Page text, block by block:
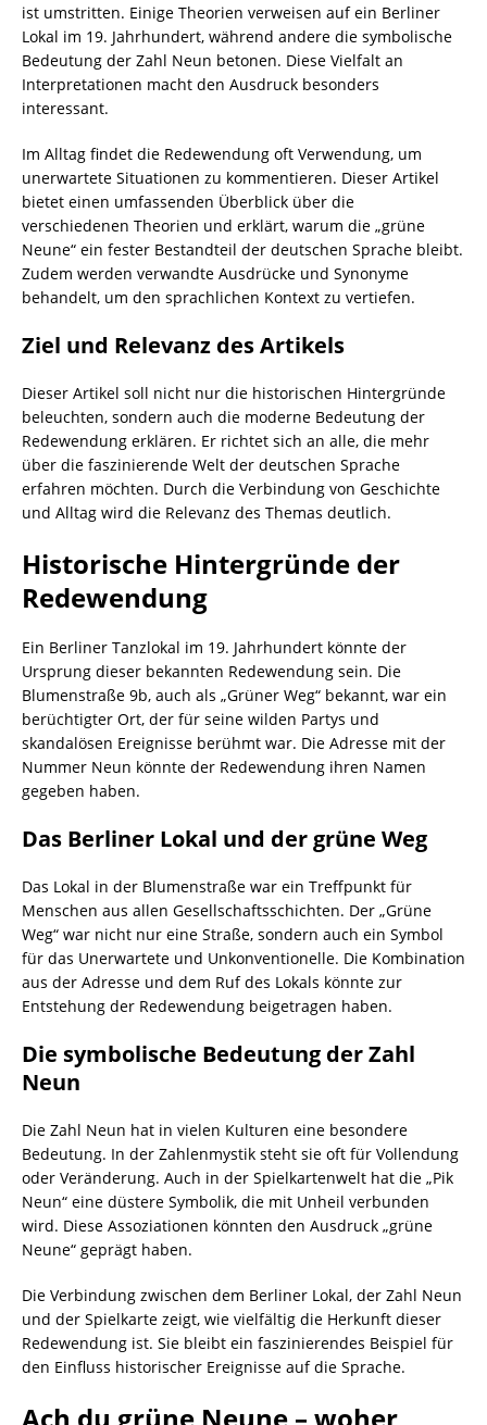
ist umstritten. Einige Theorien verweisen auf ein Berliner
Lokal im 19. Jahrhundert, während andere die symbolische
Bedeutung der Zahl Neun betonen. Diese Vielfalt an
Interpretationen macht den Ausdruck besonders
interessant.
Im Alltag findet die Redewendung oft Verwendung, um
unerwartete Situationen zu kommentieren. Dieser Artikel
bietet einen umfassenden Überblick über die
verschiedenen Theorien und erklärt, warum die „grüne
Neune“ ein fester Bestandteil der deutschen Sprache bleibt.
Zudem werden verwandte Ausdrücke und Synonyme
behandelt, um den sprachlichen Kontext zu vertiefen.
Ziel und Relevanz des Artikels
Dieser Artikel soll nicht nur die historischen Hintergründe
beleuchten, sondern auch die moderne Bedeutung der
Redewendung erklären. Er richtet sich an alle, die mehr
über die faszinierende Welt der deutschen Sprache
erfahren möchten. Durch die Verbindung von Geschichte
und Alltag wird die Relevanz des Themas deutlich.
Historische Hintergründe der
Redewendung
Ein Berliner Tanzlokal im 19. Jahrhundert könnte der
Ursprung dieser bekannten Redewendung sein. Die
Blumenstraße 9b, auch als „Grüner Weg“ bekannt, war ein
berüchtigter Ort, der für seine wilden Partys und
skandalösen Ereignisse berühmt war. Die Adresse mit der
Nummer Neun könnte der Redewendung ihren Namen
gegeben haben.
Das Berliner Lokal und der grüne Weg
Das Lokal in der Blumenstraße war ein Treffpunkt für
Menschen aus allen Gesellschaftsschichten. Der „Grüne
Weg“ war nicht nur eine Straße, sondern auch ein Symbol
für das Unerwartete und Unkonventionelle. Die Kombination
aus der Adresse und dem Ruf des Lokals könnte zur
Entstehung der Redewendung beigetragen haben.
Die symbolische Bedeutung der Zahl
Neun
Die Zahl Neun hat in vielen Kulturen eine besondere
Bedeutung. In der Zahlenmystik steht sie oft für Vollendung
oder Veränderung. Auch in der Spielkartenwelt hat die „Pik
Neun“ eine düstere Symbolik, die mit Unheil verbunden
wird. Diese Assoziationen könnten den Ausdruck „grüne
Neune“ geprägt haben.
Die Verbindung zwischen dem Berliner Lokal, der Zahl Neun
und der Spielkarte zeigt, wie vielfältig die Herkunft dieser
Redewendung ist. Sie bleibt ein faszinierendes Beispiel für
den Einfluss historischer Ereignisse auf die Sprache.